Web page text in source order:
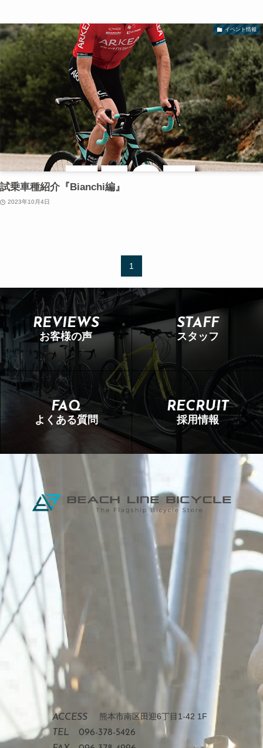
イベント情報
試乗車種紹介『Bianchi編』
2023年10月4日
1
REVIEWS
お客様の声
STAFF
スタッフ
FAQ
よくある質問
RECRUIT
採用情報
ACCESS 熊本市南区田迎6丁目1-42 1F
TEL
096-378-5426